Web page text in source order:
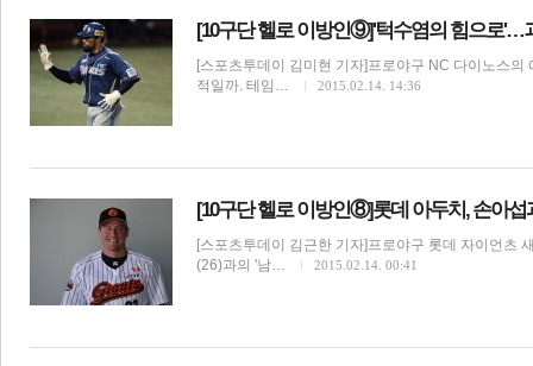
[10구단 헬로 이방인⑨]'턱수염의 힘으로'…
[스포츠투데이 김미현 기자]프로야구 NC 다이노스
적일까. 테임…
2015.02.14. 14:36
[10구단 헬로 이방인⑧]롯데 아두치, 손아섭
[스포츠투데이 김근한 기자]프로야구 롯데 자이언츠
(26)과의 '남…
2015.02.14. 00:41